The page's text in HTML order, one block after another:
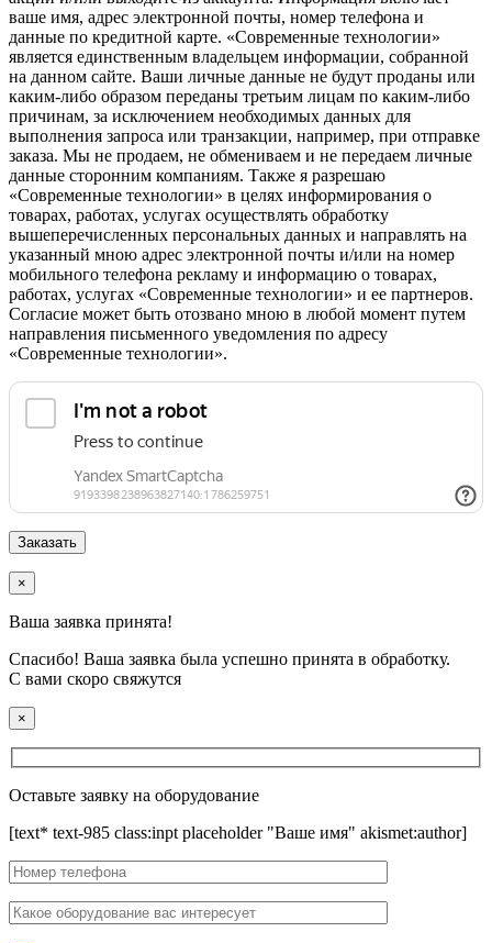
ваше имя, адрес электронной почты, номер телефона и
данные по кредитной карте. «Современные технологии»
является единственным владельцем информации, собранной
на данном сайте. Ваши личные данные не будут проданы или
каким-либо образом переданы третьим лицам по каким-либо
причинам, за исключением необходимых данных для
выполнения запроса или транзакции, например, при отправке
заказа. Мы не продаем, не обмениваем и не передаем личные
данные сторонним компаниям. Также я разрешаю
«Современные технологии» в целях информирования о
товарах, работах, услугах осуществлять обработку
вышеперечисленных персональных данных и направлять на
указанный мною адрес электронной почты и/или на номер
мобильного телефона рекламу и информацию о товарах,
работах, услугах «Современные технологии» и ее партнеров.
Согласие может быть отозвано мною в любой момент путем
направления письменного уведомления по адресу
«Современные технологии».
×
Ваша заявка принята!
Спасибо! Ваша заявка была успешно принята в обработку.
С вами скоро свяжутся
×
Оставьте заявку на оборудование
[text* text-985 class:inpt placeholder "Ваше имя" akismet:author]